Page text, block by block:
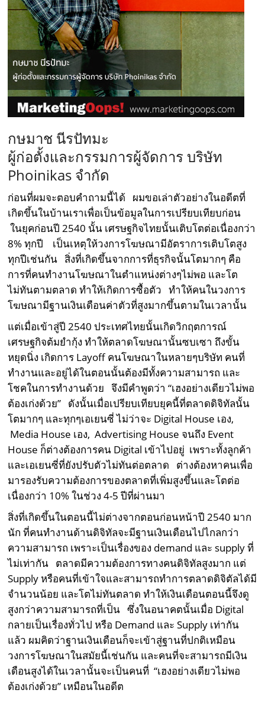
กษมาช นีรปัทมะ
ผู้ก่อตั้งและกรรมการผู้จัดการ บริษัท
Phoinikas จำกัด
ก่อนที่ผมจะตอบคำถามนี้ได้ ผมขอเล่าตัวอย่างในอดีตที่
เกิดขึ้นในบ้านเราเพื่อเป็นข้อมูลในการเปรียบเทียบก่อน
ในยุคก่อนปี 2540 นั้น เศรษฐกิจไทยนั้นเติบโตต่อเนื่องกว่า
8% ทุกปี เป็นเหตุให้วงการโฆษณามีอัตราการเติบโตสูง
ทุกปีเช่นกัน สิ่งที่เกิดขึ้นจากการที่ธุรกิจนั้นโตมากๆ คือ
การที่คนทำงานโฆษณาในตำแหน่งต่างๆไม่พอ และโต
ไม่ทันตามตลาด ทำให้เกิดการซื้อตัว ทำให้คนในวงการ
โฆษณามีฐานเงินเดือนค่าตัวที่สูงมากขึ้นตามในเวลานั้น
แต่เมื่อเข้าสู่ปี 2540 ประเทศไทยนั้นเกิดวิกฤตการณ์
เศรษฐกิจต้มยำกุ้ง ทำให้ตลาดโฆษณานั้นซบเซา ถึงขั้น
หยุดนิ่ง เกิดการ Layoff คนโฆษณาในหลายๆบริษัท คนที่
ทำงานและอยู่ได้ในตอนนั้นต้องมีทั้งความสามารถ และ
โชคในการทำงานด้วย จึงมีคำพูดว่า “เฮงอย่างเดียวไม่พอ
ต้องเก่งด้วย” ดังนั้นเมื่อเปรียบเทียบยุคนี้ที่ตลาดดิจิทัลนั้น
โตมากๆ และทุกๆเอเยนซี่ ไม่ว่าจะ Digital House เอง,
Media House เอง, Advertising House จนถึง Event
House ก็ต่างต้องการคน Digital เข้าไปอยู่ เพราะทั้งลูกค้า
และเอเยนซี่ที่ยังปรับตัวไม่ทันต่อตลาด ต่างต้องหาคนเพื่อ
มารองรับความต้องการของตลาดที่เพิ่มสูงขึ้นและโตต่อ
เนื่องกว่า 10% ในช่วง 4-5 ปีที่ผ่านมา
สิ่งที่เกิดขึ้นในตอนนี้ไม่ต่างจากตอนก่อนหน้าปี 2540 มาก
นัก ที่คนทำงานด้านดิจิทัลจะมีฐานเงินเดือนไปไกลกว่า
ความสามารถ เพราะเป็นเรื่องของ demand และ supply ที่
ไม่เท่ากัน ตลาดมีความต้องการทางคนดิจิทัลสูงมาก แต่
Supply หรือคนที่เข้าใจและสามารถทำการตลาดดิจิตัลได้มี
จำนวนน้อย และโตไม่ทันตลาด ทำให้เงินเดือนตอนนี้จึงดู
สูงกว่าความสามารถที่เป็น ซึ่งในอนาคตนั้นเมื่อ Digital
กลายเป็นเรื่องทั่วไป หรือ Demand และ Supply เท่ากัน
แล้ว ผมคิดว่าฐานเงินเดือนก็จะเข้าสู่ฐานที่ปกติเหมือน
วงการโฆษณาในสมัยนี้เช่นกัน และคนที่จะสามารถมีเงิน
เดือนสูงได้ในเวลานั้นจะเป็นคนที่ “เฮงอย่างเดียวไม่พอ
ต้องเก่งด้วย” เหมือนในอดีต